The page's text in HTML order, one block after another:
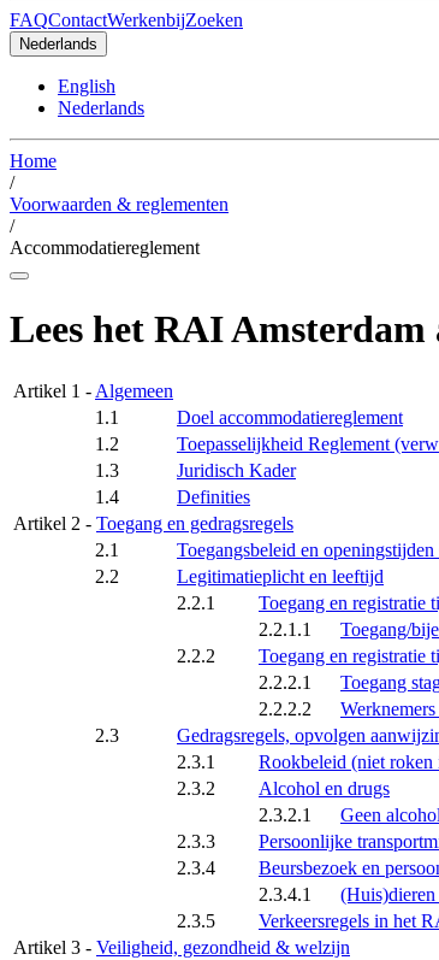
FAQContactWerkenbijZoeken
Nederlands
English
Nederlands
Home
/
Voorwaarden & reglementen
/
Accommodatiereglement
Lees het RAI
Artikel 1 - Algemeen
1.1
Doel accommodatiereglement
1.2
Toepasselijkheid Reglement
1.3
Juridisch Kader
1.4
Definities
Artikel 2 - Toegang en gedragsregels
2.1
Toegangsbeleid en
2.2
Legitimatieplicht en leeftijd
2.2.1
Toegang en registratie
2.2.1.1
Toegang/
2.2.2
Toegang en registratie
2.2.2.1
Toegang
2.2.2.2
2.3
Gedragsregels, opvolgen
2.3.1
Rookbeleid (niet
2.3.2
Alcohol en drugs
2.3.2.1
Geen
2.3.3
Persoonlijke
2.3.4
Beursbezoek en
2.3.4.1
2.3.5
Verkeersregels in het
Artikel 3 - Veiligheid, gezondheid & welzijn